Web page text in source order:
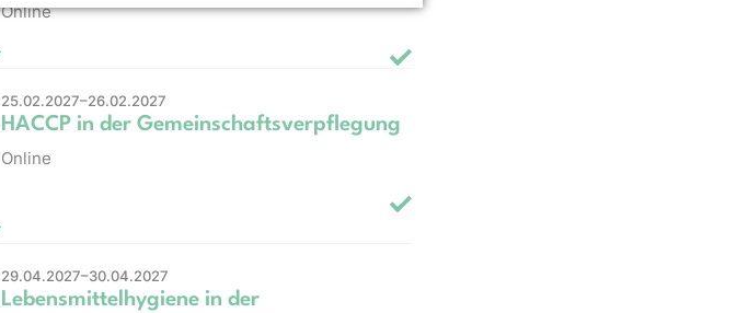
Online
25.02.2027–26.02.2027
HACCP in der Gemeinschaftsverpflegung
Online
29.04.2027–30.04.2027
Lebensmittelhygiene in der